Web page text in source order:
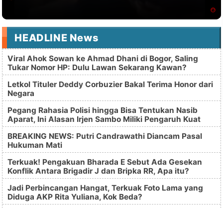
HEADLINE News
Viral Ahok Sowan ke Ahmad Dhani di Bogor, Saling
Tukar Nomor HP: Dulu Lawan Sekarang Kawan?
Letkol Tituler Deddy Corbuzier Bakal Terima Honor dari
Negara
Pegang Rahasia Polisi hingga Bisa Tentukan Nasib
Aparat, Ini Alasan Irjen Sambo Miliki Pengaruh Kuat
BREAKING NEWS: Putri Candrawathi Diancam Pasal
Hukuman Mati
Terkuak! Pengakuan Bharada E Sebut Ada Gesekan
Konflik Antara Brigadir J dan Bripka RR, Apa itu?
Jadi Perbincangan Hangat, Terkuak Foto Lama yang
Diduga AKP Rita Yuliana, Kok Beda?